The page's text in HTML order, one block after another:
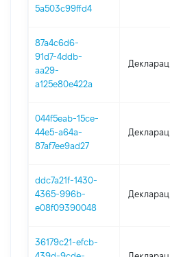
5a503c99ffd4
87a4c6d6-
91d7-4ddb-
aa29-
a125e80e422a
044f5eab-15ce-
44e5-a64a-
87af7ee9ad27
ddc7a21f-1430-
4365-996b-
e08f09390048
36179c21-efcb-